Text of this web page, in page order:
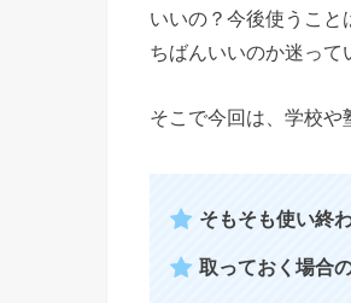
いいの？今後使うこ
ちばんいいのか迷って
そこで今回は、学校や
そもそも使い終
取っておく場合